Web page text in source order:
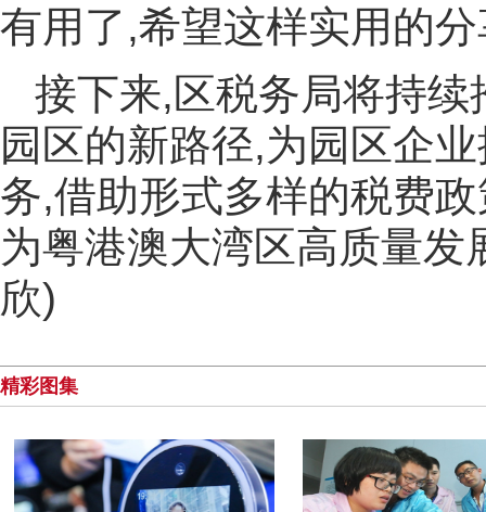
有用了,希望这样实用的
接下来,区税务局将持续
园区的新路径,为园区企
务,借助形式多样的税费
为粤港澳大湾区高质量
欣)